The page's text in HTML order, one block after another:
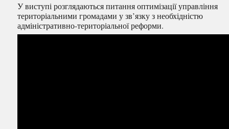
У виступі розглядаються питання оптимізації управління
територіальними громадами у зв’язку з необхідністю
адміністративно-територіальної реформи.